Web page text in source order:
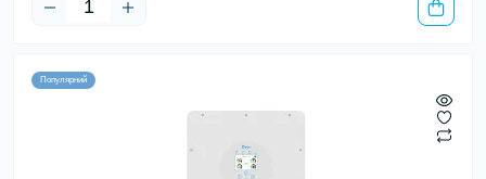
Популярний